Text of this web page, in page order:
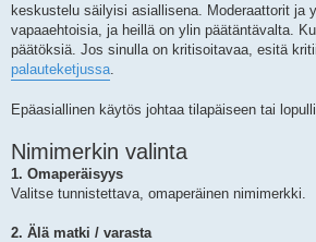
keskustelu säilyisi asiallisena. Moderaattorit ja
vapaaehtoisia, ja heillä on ylin päätäntävalta.
päätöksiä. Jos sinulla on kritisoitavaa, esitä
palauteketjussa
Epäasiallinen käytös johtaa tilapäiseen tai
Nimimerkin valinta
1. Omaperäisyys
Valitse tunnistettava, omaperäinen nimimerkki.
2. Älä matki / varasta